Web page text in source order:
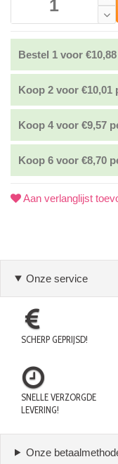
Bestel 1 voor
Koop 2 voor €10,01
Koop 4 voor €9,57
Koop 6 voor €8,70
Aan verlanglijst
Onze service
SCHERP GEPRIJSD!
SNELLE VERZORGDE
LEVERING!
Onze